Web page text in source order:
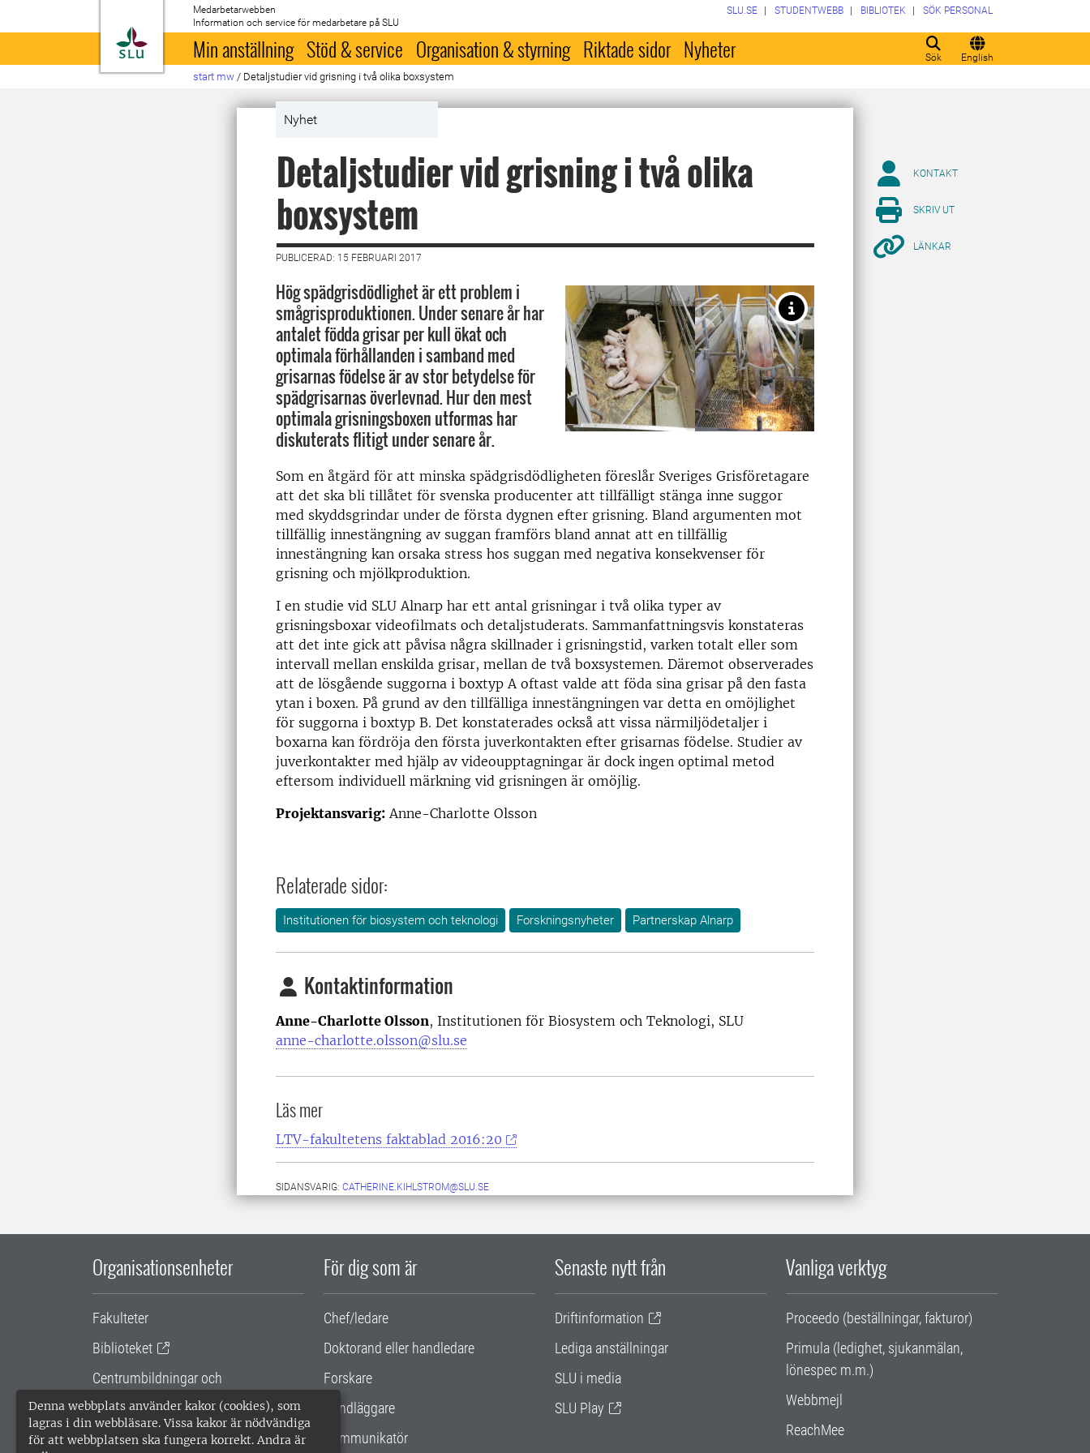
Denna webbplats använder kakor (cookies), som
lagras i din webbläsare. Vissa kakor är nödvändiga
för att webbplatsen ska fungera korrekt. Andra är
Till startsida
Medarbetarwebben
Information och service för medarbetare på SLU
Sök English
SLU.SE STUDENTWEBB BIBLIOTEK SÖK PERSONAL
Min anställning Stöd & service Organisation & styrning Riktade sidor Nyheter
start mw / Detaljstudier vid grisning i två olika boxsystem
Nyhet
Detaljstudier vid grisning i två olika
boxsystem
PUBLICERAD: 15 FEBRUARI 2017
Hög spädgrisdödlighet är ett problem i
smågrisproduktionen. Under senare år har
antalet födda grisar per kull ökat och
optimala förhållanden i samband med
grisarnas födelse är av stor betydelse för
spädgrisarnas överlevnad. Hur den mest
optimala grisningsboxen utformas har
diskuterats flitigt under senare år.
Som en åtgärd för att minska spädgrisdödligheten föreslår Sveriges Grisföretagare
att det ska bli tillåtet för svenska producenter att tillfälligt stänga inne suggor
med skyddsgrindar under de första dygnen efter grisning. Bland argumenten mot
tillfällig innestängning av suggan framförs bland annat att en tillfällig
innestängning kan orsaka stress hos suggan med negativa konsekvenser för
grisning och mjölkproduktion.
I en studie vid SLU Alnarp har ett antal grisningar i två olika typer av
grisningsboxar videofilmats och detaljstuderats. Sammanfattningsvis konstateras
att det inte gick att påvisa några skillnader i grisningstid, varken totalt eller som
intervall mellan enskilda grisar, mellan de två boxsystemen. Däremot observerades
att de lösgående suggorna i boxtyp A oftast valde att föda sina grisar på den fasta
ytan i boxen. På grund av den tillfälliga innestängningen var detta en omöjlighet
för suggorna i boxtyp B. Det konstaterades också att vissa närmiljödetaljer i
boxarna kan fördröja den första juverkontakten efter grisarnas födelse. Studier av
juverkontakter med hjälp av videoupptagningar är dock ingen optimal metod
eftersom individuell märkning vid grisningen är omöjlig.
Projektansvarig: Anne-Charlotte Olsson
Relaterade sidor:
Institutionen för biosystem och teknologi Forskningsnyheter Partnerskap Alnarp
Kontaktinformation
Anne-Charlotte Olsson, Institutionen för Biosystem och Teknologi, SLU
anne-charlotte.olsson@slu.se
Läs mer
LTV-fakultetens faktablad 2016:20
SIDANSVARIG: CATHERINE.KIHLSTROM@SLU.SE
KONTAKT
SKRIV UT
LÄNKAR
Organisationsenheter
Fakulteter
Biblioteket
Centrumbildningar och
samarbetsprojekt
Gemensamma verksamhetsstödet
För dig som är
Chef/ledare
Doktorand eller handledare
Forskare
Handläggare
Kommunikatör
Senaste nytt från
Driftinformation
Lediga anställningar
SLU i media
SLU Play
Vanliga verktyg
Proceedo (beställningar, fakturor)
Primula (ledighet, sjukanmälan,
lönespec m.m.)
Webbmejl
ReachMee